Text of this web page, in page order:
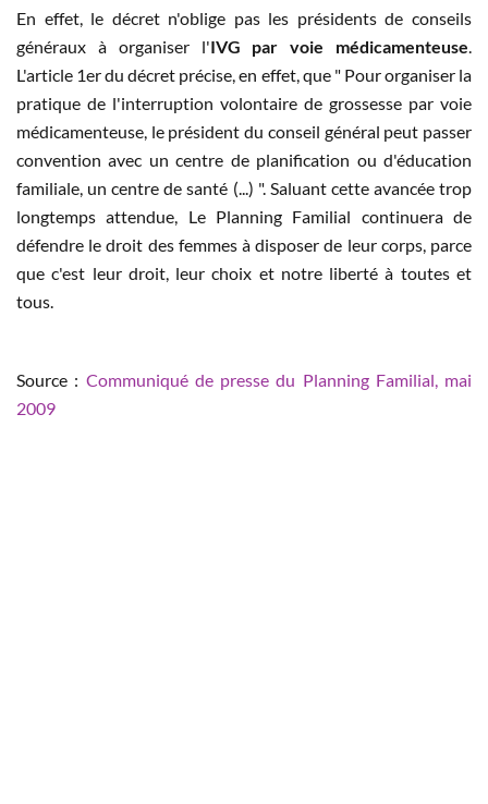
En effet, le décret n'oblige pas les présidents de conseils
généraux à organiser l'IVG par voie médicamenteuse.
L'article 1er du décret précise, en effet, que " Pour organiser la
pratique de l'interruption volontaire de grossesse par voie
médicamenteuse, le président du conseil général peut passer
convention avec un centre de planification ou d'éducation
familiale, un centre de santé (...) ". Saluant cette avancée trop
longtemps attendue, Le Planning Familial continuera de
défendre le droit des femmes à disposer de leur corps, parce
que c'est leur droit, leur choix et notre liberté à toutes et
tous.
Source : Communiqué de presse du Planning Familial, mai
2009